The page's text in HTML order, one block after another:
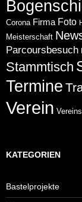
Corona Firma Foto
Meisterschaft
Parcoursbesuch
Stammtisch
Termine
Verein
KATEGORIEN
Bastelprojekte